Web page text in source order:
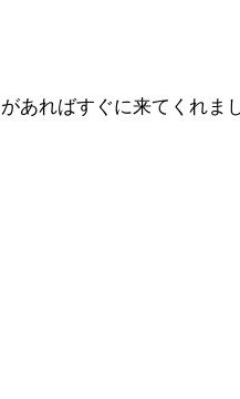
あればすぐに来てくれま